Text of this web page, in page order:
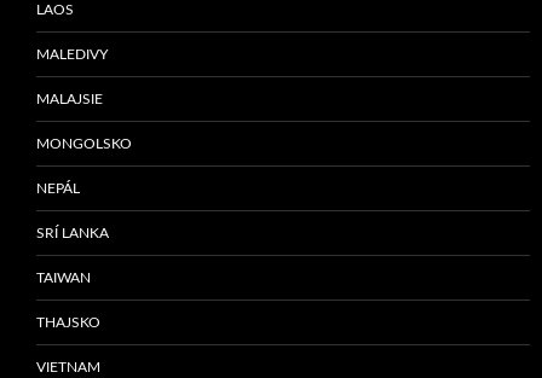
LAOS
MALEDIVY
MALAJSIE
MONGOLSKO
NEPÁL
SRÍ LANKA
TAIWAN
THAJSKO
VIETNAM